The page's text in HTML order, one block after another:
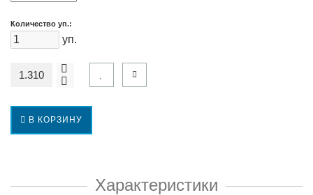
Количество уп.:
уп.
В КОРЗИНУ
Характеристики